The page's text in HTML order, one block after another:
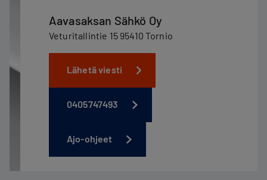
Aavasaksan Sähkö Oy
Veturitallintie 15 95410 Tornio
Lähetä viesti
0405747493
Ajo-ohjeet